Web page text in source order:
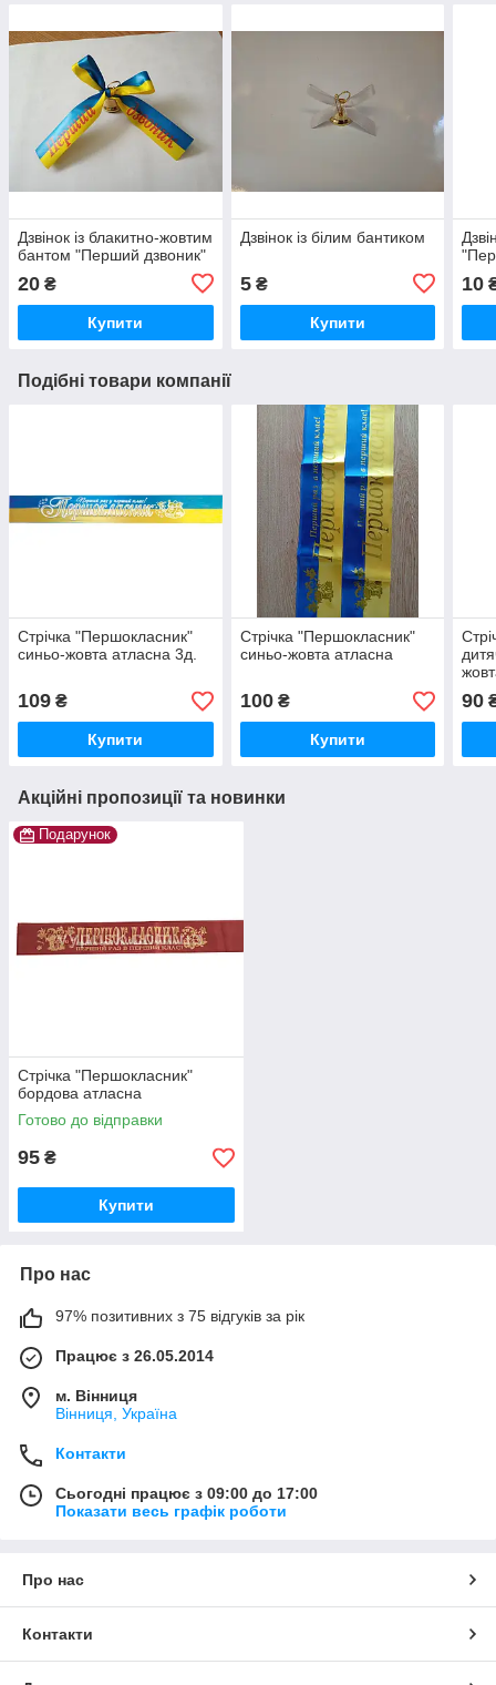
Дзвінок із блакитно-жовтим
бантом "Перший дзвоник"
20 ₴
Купити
Дзвінок із білим бантиком
5₴
Купити
10
Подібні товари компанії
Стрічка "Першокласник"
синьо-жовта атласна 3д.
109 ₴
Купити
Стрічка "Першокласник"
синьо-жовта атласна
100₴
Купити
90
Акційні пропозиції та новинки
Подарунок
Стрічка "Першокласник"
бордова атласна
Готово до відправки
95 ₴
Купити
Про нас
97% позитивних з 75 відгуків за рік
Працює з 26.05.2014
м. Вінниця
Вінниця, Україна
Контакти
Сьогодні працює з 09:00 до 17:00
Показати весь графік роботи
Про нас
Контакти